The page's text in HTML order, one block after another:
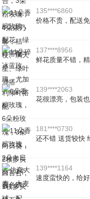
135****6860
价格不贵，配送
137****8956
鲜花质量不错，
139****2063
花很漂亮，包装也
181****0730
还不错 送货较快
139****1164
速度蛮快的，给